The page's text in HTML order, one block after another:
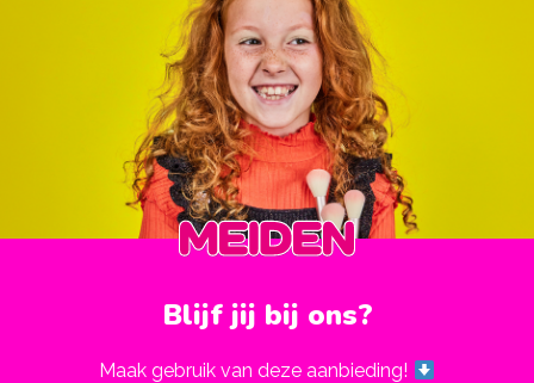
Blijf jij bij ons?
Maak gebruik van deze aanbieding!